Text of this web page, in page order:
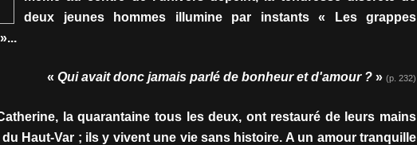
deux jeunes hommes illumine par instants « Les grappes
« Qui avait donc jamais parlé de bonheur et d'amour ? » (p. 232)
la quarantaine tous les deux, ont restauré de leurs mains
du Haut-Var ; ils y vivent une vie sans histoire. A un amour tranquille